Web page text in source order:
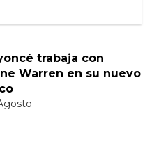
trabaja con
Warren en su nuevo